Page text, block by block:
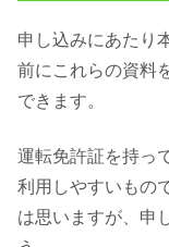
申し込みにあたり
前にこれらの資料
できます。
運転免許証を持っ
利用しやすいもの
は思いますが、申